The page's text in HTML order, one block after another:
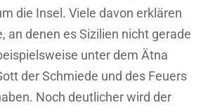
die Insel. Viele davon erklären
an denen es Sizilien nicht gerade
unter dem Ätna
der Schmiede und des Feuers
Noch deutlicher wird der